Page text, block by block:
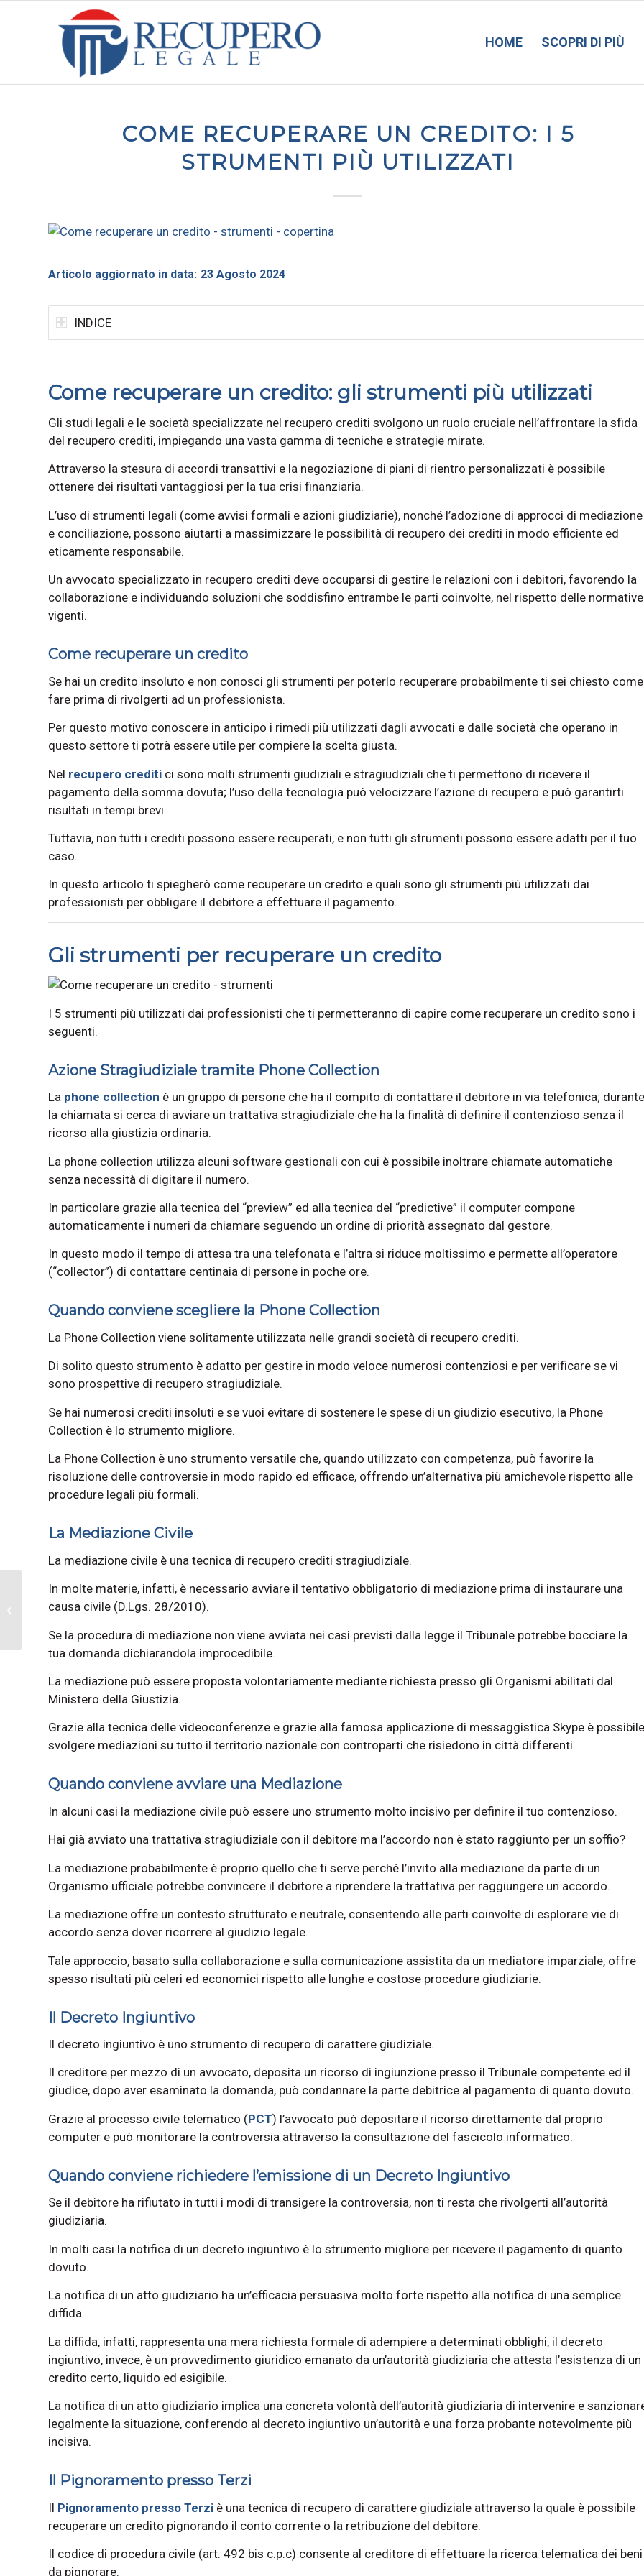
HOME SCOPRI DI PIÙ
COME RECUPERARE UN CREDITO: I 5
STRUMENTI PIÙ UTILIZZATI
Articolo aggiornato in data: 23 Agosto 2024
INDICE
Come recuperare un credito: gli strumenti più utilizzati
Gli studi legali e le società specializzate nel recupero crediti svolgono un ruolo cruciale nell’affrontare la sfida
del recupero crediti, impiegando una vasta gamma di tecniche e strategie mirate.
Attraverso la stesura di accordi transattivi e la negoziazione di piani di rientro personalizzati è possibile
ottenere dei risultati vantaggiosi per la tua crisi finanziaria.
L’uso di strumenti legali (come avvisi formali e azioni giudiziarie), nonché l’adozione di approcci di mediazione
e conciliazione, possono aiutarti a massimizzare le possibilità di recupero dei crediti in modo efficiente ed
eticamente responsabile.
Un avvocato specializzato in recupero crediti deve occuparsi di gestire le relazioni con i debitori, favorendo la
collaborazione e individuando soluzioni che soddisfino entrambe le parti coinvolte, nel rispetto delle normative
vigenti.
Come recuperare un credito
Se hai un credito insoluto e non conosci gli strumenti per poterlo recuperare probabilmente ti sei chiesto come
fare prima di rivolgerti ad un professionista.
Per questo motivo conoscere in anticipo i rimedi più utilizzati dagli avvocati e dalle società che operano in
questo settore ti potrà essere utile per compiere la scelta giusta.
Nel recupero crediti ci sono molti strumenti giudiziali e stragiudiziali che ti permettono di ricevere il
pagamento della somma dovuta; l’uso della tecnologia può velocizzare l’azione di recupero e può garantirti
risultati in tempi brevi.
Tuttavia, non tutti i crediti possono essere recuperati, e non tutti gli strumenti possono essere adatti per il tuo
caso.
In questo articolo ti spiegherò come recuperare un credito e quali sono gli strumenti più utilizzati dai
professionisti per obbligare il debitore a effettuare il pagamento.
Gli strumenti per recuperare un credito
I 5 strumenti più utilizzati dai professionisti che ti permetteranno di capire come recuperare un credito sono i
seguenti.
Azione Stragiudiziale tramite Phone Collection
La phone collection è un gruppo di persone che ha il compito di contattare il debitore in via telefonica; durante
la chiamata si cerca di avviare un trattativa stragiudiziale che ha la finalità di definire il contenzioso senza il
ricorso alla giustizia ordinaria.
La phone collection utilizza alcuni software gestionali con cui è possibile inoltrare chiamate automatiche
senza necessità di digitare il numero.
In particolare grazie alla tecnica del “preview” ed alla tecnica del “predictive” il computer compone
automaticamente i numeri da chiamare seguendo un ordine di priorità assegnato dal gestore.
In questo modo il tempo di attesa tra una telefonata e l’altra si riduce moltissimo e permette all’operatore
(“collector”) di contattare centinaia di persone in poche ore.
Quando conviene scegliere la Phone Collection
La Phone Collection viene solitamente utilizzata nelle grandi società di recupero crediti.
Di solito questo strumento è adatto per gestire in modo veloce numerosi contenziosi e per verificare se vi
sono prospettive di recupero stragiudiziale.
Se hai numerosi crediti insoluti e se vuoi evitare di sostenere le spese di un giudizio esecutivo, la Phone
Collection è lo strumento migliore.
La Phone Collection è uno strumento versatile che, quando utilizzato con competenza, può favorire la
risoluzione delle controversie in modo rapido ed efficace, offrendo un’alternativa più amichevole rispetto alle
procedure legali più formali.
La Mediazione Civile
La mediazione civile è una tecnica di recupero crediti stragiudiziale.
In molte materie, infatti, è necessario avviare il tentativo obbligatorio di mediazione prima di instaurare una
causa civile (D.Lgs. 28/2010).
Se la procedura di mediazione non viene avviata nei casi previsti dalla legge il Tribunale potrebbe bocciare la
tua domanda dichiarandola improcedibile.
La mediazione può essere proposta volontariamente mediante richiesta presso gli Organismi abilitati dal
Ministero della Giustizia.
Grazie alla tecnica delle videoconferenze e grazie alla famosa applicazione di messaggistica Skype è possibile
svolgere mediazioni su tutto il territorio nazionale con controparti che risiedono in città differenti.
Quando conviene avviare una Mediazione
In alcuni casi la mediazione civile può essere uno strumento molto incisivo per definire il tuo contenzioso.
Hai già avviato una trattativa stragiudiziale con il debitore ma l’accordo non è stato raggiunto per un soffio?
La mediazione probabilmente è proprio quello che ti serve perché l’invito alla mediazione da parte di un
Organismo ufficiale potrebbe convincere il debitore a riprendere la trattativa per raggiungere un accordo.
La mediazione offre un contesto strutturato e neutrale, consentendo alle parti coinvolte di esplorare vie di
accordo senza dover ricorrere al giudizio legale.
Tale approccio, basato sulla collaborazione e sulla comunicazione assistita da un mediatore imparziale, offre
spesso risultati più celeri ed economici rispetto alle lunghe e costose procedure giudiziarie.
Il Decreto Ingiuntivo
Il decreto ingiuntivo è uno strumento di recupero di carattere giudiziale.
Il creditore per mezzo di un avvocato, deposita un ricorso di ingiunzione presso il Tribunale competente ed il
giudice, dopo aver esaminato la domanda, può condannare la parte debitrice al pagamento di quanto dovuto.
Grazie al processo civile telematico (PCT) l’avvocato può depositare il ricorso direttamente dal proprio
computer e può monitorare la controversia attraverso la consultazione del fascicolo informatico.
Quando conviene richiedere l’emissione di un Decreto Ingiuntivo
Se il debitore ha rifiutato in tutti i modi di transigere la controversia, non ti resta che rivolgerti all’autorità
giudiziaria.
In molti casi la notifica di un decreto ingiuntivo è lo strumento migliore per ricevere il pagamento di quanto
dovuto.
La notifica di un atto giudiziario ha un’efficacia persuasiva molto forte rispetto alla notifica di una semplice
diffida.
La diffida, infatti, rappresenta una mera richiesta formale di adempiere a determinati obblighi, il decreto
ingiuntivo, invece, è un provvedimento giuridico emanato da un’autorità giudiziaria che attesta l’esistenza di un
credito certo, liquido ed esigibile.
La notifica di un atto giudiziario implica una concreta volontà dell’autorità giudiziaria di intervenire e
legalmente la situazione, conferendo al decreto ingiuntivo un’autorità e una forza probante notevolmente più
incisiva.
Il Pignoramento presso Terzi
Il Pignoramento presso Terzi è una tecnica di recupero di carattere giudiziale attraverso la quale è possibile
recuperare un credito pignorando il conto corrente o la retribuzione del debitore.
Il codice di procedura civile (art. 492 bis c.p.c) consente al creditore di effettuare la ricerca telematica dei beni
da pignorare.
Fallimento del Debitore
– I Consigli di Recupero